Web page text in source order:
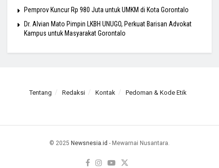
Pemprov Kuncur Rp 980 Juta untuk UMKM di Kota Gorontalo
Dr. Alvian Mato Pimpin LKBH UNUGO, Perkuat Barisan Advokat
Kampus untuk Masyarakat Gorontalo
Tentang Redaksi Kontak Pedoman & Kode Etik
© 2025 Newsnesia.id - Mewarnai Nusantara.